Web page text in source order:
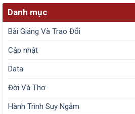
Danh mục
Bài Giảng Và Trao Đổi
Cập nhật
Data
Đời Và Thơ
Hành Trình Suy Ngẫm